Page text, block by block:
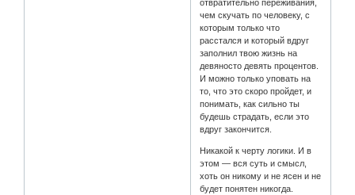
отвратительно переживания,
чем скучать по человеку, с
которым только что
расстался и который вдруг
заполнил твою жизнь на
девяносто девять процентов.
И можно только уповать на
то, что это скоро пройдет, и
понимать, как сильно ты
будешь страдать, если это
вдруг закончится.
Никакой к черту логики. И в
этом — вся суть и смысл,
хоть он никому и не ясен и не
будет понятен никогда.